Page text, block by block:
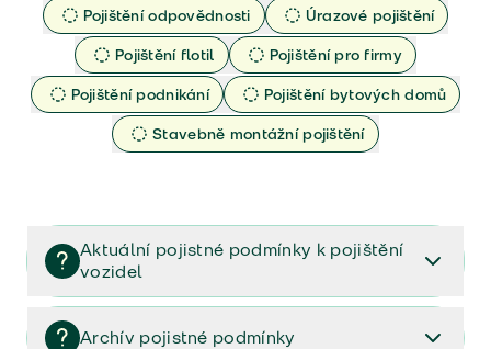
Pojištění odpovědnosti
Úrazové pojištění
Pojištění flotil
Pojištění pro firmy
Pojištění podnikání
Pojištění bytových domů
Stavebně montážní pojištění
Aktuální pojistné podmínky k pojištění
vozidel
Pojištění vozidel/Pojistné podmínky a vše důležité ke
smlouvě (PDF)
Archív pojistné podmínky